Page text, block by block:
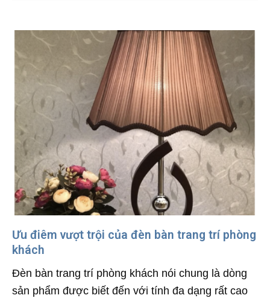
Ưu điêm vượt trội của đèn bàn trang trí phòng
khách
Đèn bàn trang trí phòng khách nói chung là dòng
sản phẩm được biết đến với tính đa dạng rất cao